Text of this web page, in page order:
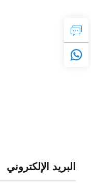
البريد الإلكتروني